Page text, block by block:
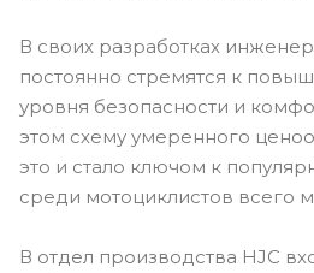
В своих разработках
постоянно стремятся к
уровня безопасности и
этом схему умеренного
это и стало ключом к
среди мотоциклистов всего
В отдел производства HJC